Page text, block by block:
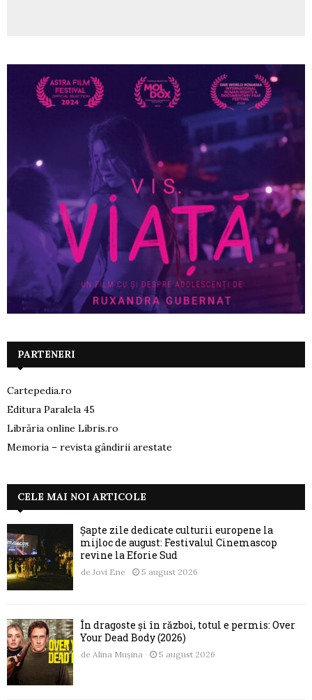
PARTENERI
Cartepedia.ro
Editura Paralela 45
Librăria online Libris.ro
Memoria – revista gândirii arestate
CELE MAI NOI ARTICOLE
Șapte zile dedicate culturii europene la
mijloc de august: Festivalul Cinemascop
revine la Eforie Sud
de Jovi Ene 5 august 2026
În dragoste și în război, totul e permis: Over
Your Dead Body (2026)
de Alina Mușina 5 august 2026